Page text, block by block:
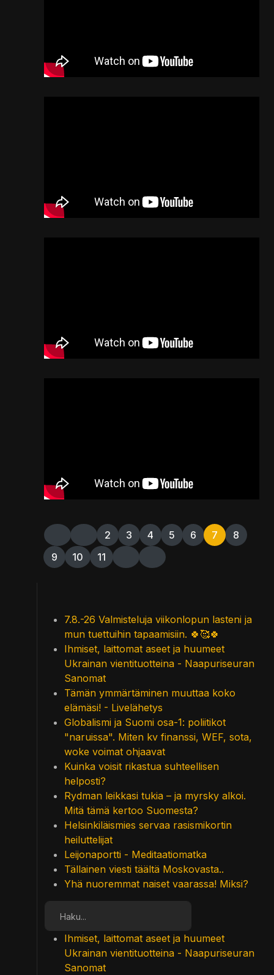
2 3 4 5 6 7
8
9
10 11
7.8.-26 Valmisteluja viikonlopun lasteni ja
mun tuettuihin tapaamisiin. 🍀🥰🍀
Ihmiset, laittomat aseet ja huumeet
Ukrainan vientituotteina - Naapuriseuran
Sanomat
Tämän ymmärtäminen muuttaa koko
elämäsi! - Livelähetys
Globalismi ja Suomi osa-1: poliitikot
"naruissa". Miten kv finanssi, WEF, sota,
woke voimat ohjaavat
Kuinka voisit rikastua suhteellisen
helposti?
Rydman leikkasi tukia – ja myrsky alkoi.
Mitä tämä kertoo Suomesta?
Helsinkiläismies servaa rasismikortin
heiluttelijat
Leijonaportti - Meditaatiomatka
Tällainen viesti täältä Moskovasta..
Yhä nuoremmat naiset vaarassa! Miksi?
Ihmiset, laittomat aseet ja huumeet
Ukrainan vientituotteina - Naapuriseuran
Sanomat